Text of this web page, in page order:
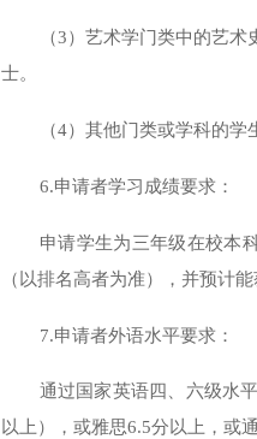
（3）艺术学门类中的艺术
士。
（4）其他门类或学科的学
6.申请者学习成绩要求：
申请学生为三年级在校本
（以排名高者为准），并预计能
7.申请者外语水平要求：
通过国家英语四、六级水
以上），或雅思6.5分以上，或